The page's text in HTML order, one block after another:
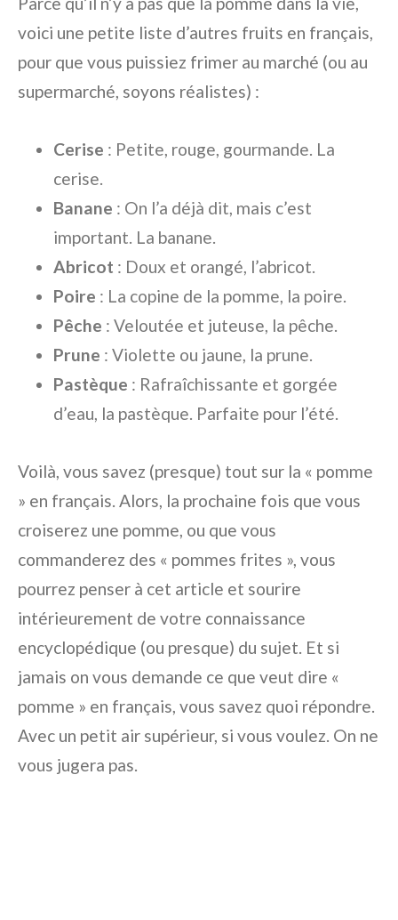
voici une petite liste d’autres fruits en français,
pour que vous puissiez frimer au marché (ou au
supermarché, soyons réalistes) :
Cerise : Petite, rouge, gourmande. La
cerise.
Banane : On l’a déjà dit, mais c’est
important. La banane.
Abricot : Doux et orangé, l’abricot.
Poire : La copine de la pomme, la poire.
Pêche : Veloutée et juteuse, la pêche.
Prune : Violette ou jaune, la prune.
Pastèque : Rafraîchissante et gorgée
d’eau, la pastèque. Parfaite pour l’été.
Voilà, vous savez (presque) tout sur la « pomme
» en français. Alors, la prochaine fois que vous
croiserez une pomme, ou que vous
commanderez des « pommes frites », vous
pourrez penser à cet article et sourire
intérieurement de votre connaissance
encyclopédique (ou presque) du sujet. Et si
jamais on vous demande ce que veut dire «
pomme » en français, vous savez quoi répondre.
Avec un petit air supérieur, si vous voulez. On ne
vous jugera pas.